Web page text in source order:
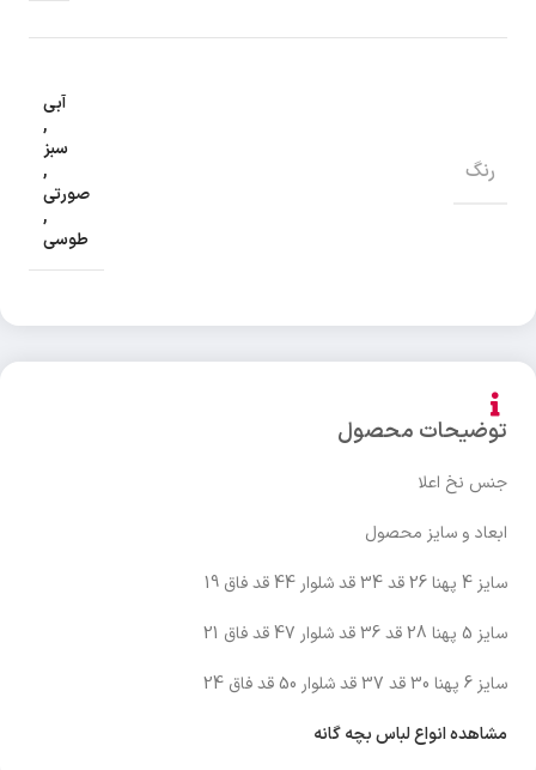
توضیحات محصول
جنس نخ اعلا
ابعاد و سایز محصول
سایز 4 پهنا 26 قد 34 قد شلوار 44 قد فاق 19
سایز 5 پهنا 28 قد 36 قد شلوار 47 قد فاق 21
سایز 6 پهنا 30 قد 37 قد شلوار 50 قد فاق 24
مشاهده انواع لباس بچه گانه
رنگ
آبی
,
سبز
,
صورتی
,
طوسی